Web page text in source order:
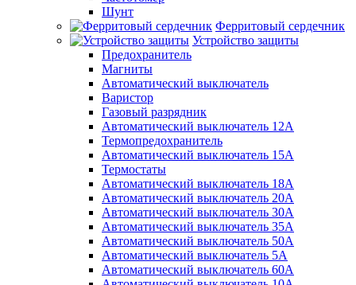
Шунт
Ферритовый сердечник
Устройство защиты
Предохранитель
Магниты
Автоматический выключатель
Варистор
Газовый разрядник
Автоматический выключатель 12А
Термопредохранитель
Автоматический выключатель 15А
Термостаты
Автоматический выключатель 18А
Автоматический выключатель 20А
Автоматический выключатель 30А
Автоматический выключатель 35А
Автоматический выключатель 50А
Автоматический выключатель 5А
Автоматический выключатель 60А